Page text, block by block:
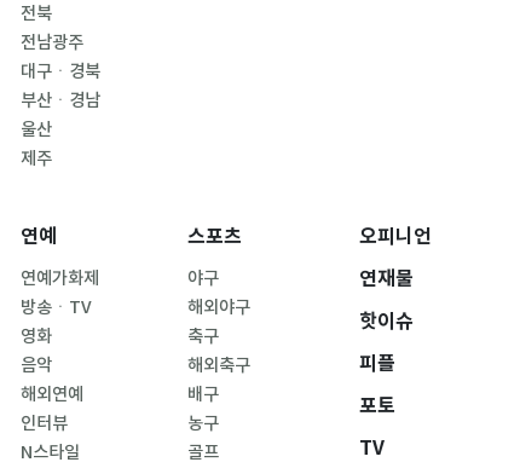
전북
전남광주
대구ㆍ경북
부산ㆍ경남
울산
제주
연예
연예가화제
방송ㆍTV
영화
음악
해외연예
인터뷰
N스타일
스포츠
야구
해외야구
축구
해외축구
배구
농구
골프
오피니언
연재물
핫이슈
피플
포토
TV